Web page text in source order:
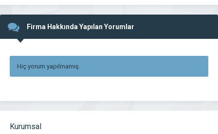
Firma Hakkında Yapılan Yorumlar
Hiç yorum yapılmamış.
Kurumsal